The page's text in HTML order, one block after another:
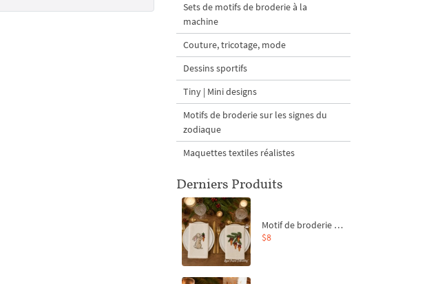
Sets de motifs de broderie à la
machine
Couture, tricotage, mode
Dessins sportifs
Tiny | Mini designs
Motifs de broderie sur les signes du
zodiaque
Maquettes textiles réalistes
Derniers Produits
Motif de broderie machine Branche de sapin et carottes - 4 tailles
$8